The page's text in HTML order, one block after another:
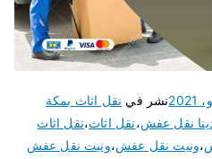
نشر في نقل اثاث بمكة
نقل عفش،نقل اثاث،نقل اثاث
،ونيت نقل عفش،ونيت نقل عفش